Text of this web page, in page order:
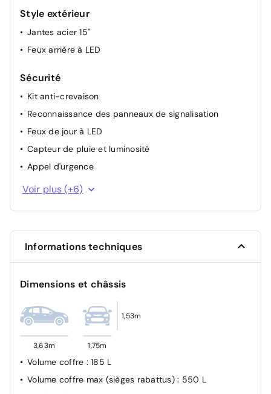
Style extérieur
Jantes acier 15"
Feux arrière à LED
Sécurité
Kit anti-crevaison
Reconnaissance des panneaux de signalisation
Feux de jour à LED
Capteur de pluie et luminosité
Appel d'urgence
Système de surveillance de la pression des pneus
Airbag
Voir plus (+6)
Informations techniques
Dimensions et châssis
3,63m 1,75m
1,53m
Volume coffre : 185 L
Volume coffre max (sièges rabattus) : 550 L